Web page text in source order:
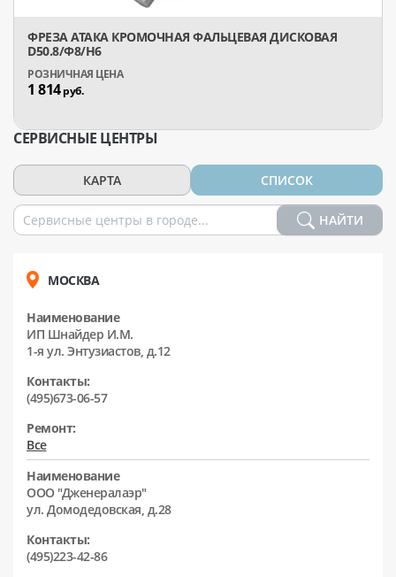
ФРЕЗА АТАКА КРОМОЧНАЯ ФАЛЬЦЕВАЯ ДИСКОВАЯ
D50.8/Ф8/H6
1 814руб.
СЕРВИСНЫЕ ЦЕНТРЫ
КАРТА СПИСОК
НАЙТИ
МОСКВА
Наименование
ИП Шнайдер И.М.
1-я ул. Энтузиастов, д.12
Контакты:
(495)673-06-57
Ремонт:
Все
Наименование
ООО "Дженералаэр"
ул. Домодедовская, д.28
Контакты:
(495)223-42-86